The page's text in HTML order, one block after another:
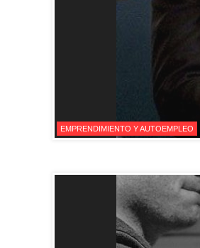
EMPRENDIMIENTO Y AUTOEMPLEO